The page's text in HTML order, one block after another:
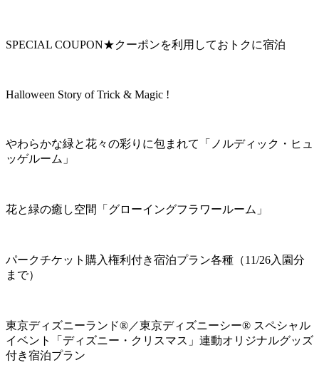
SPECIAL COUPON★クーポンを利用しておトクに宿泊
Halloween Story of Trick & Magic !
やわらかな緑と花々の彩りに包まれて「ノルディック・ヒュ
ッゲルーム」
花と緑の癒し空間「グローイングフラワールーム」
パークチケット購入権利付き宿泊プラン各種（11/26入園分
まで）
東京ディズニーランド®／東京ディズニーシー® スペシャル
イベント「ディズニー・クリスマス」連動オリジナルグッズ
付き宿泊プラン